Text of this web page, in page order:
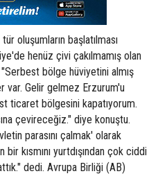
oluşumların başlatılması
henüz çivi çakılmamış olan
bölge hüviyetini almış
var. Gelir gelmez Erzurum'u
ticaret bölgesini kapatıyorum.
çevireceğiz." diye konuştu.
parasını çalmak' olarak
bir kısmını yurtdışından çok ciddi
dedi. Avrupa Birliği (AB)